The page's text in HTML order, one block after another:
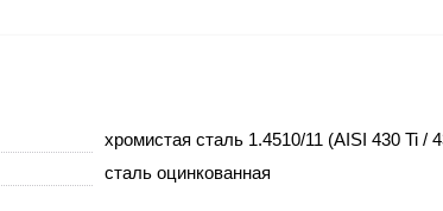
хромистая сталь 1.4510/11 (AISI 430 Ti /
сталь оцинкованная